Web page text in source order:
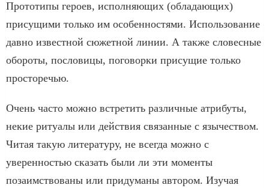
Прототипы героев, исполняющих (обладающих)
присущими только им особенностями. Использование
давно известной сюжетной линии. А также словесные
обороты, пословицы, поговорки присущие только
просторечью.
Очень часто можно встретить различные атрибуты,
некие ритуалы или действия связанные с язычеством.
Читая такую литературу, не всегда можно с
уверенностью сказать были ли эти моменты
позаимствованы или придуманы автором. Изучая